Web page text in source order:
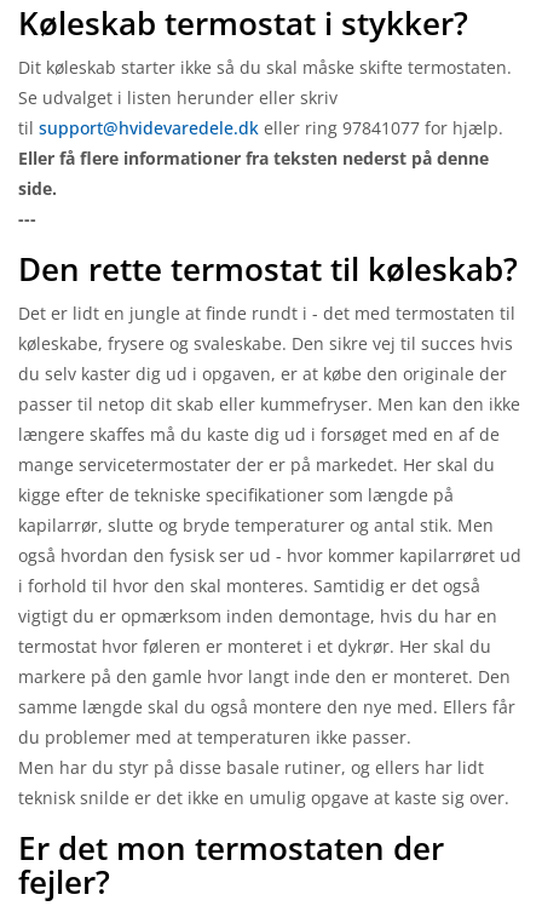
Køleskab termostat i stykker?
Dit køleskab starter ikke så du skal måske skifte termostaten.
Se udvalget i listen herunder eller skriv
til support@hvidevaredele.dk eller ring 97841077 for hjælp.
Eller få flere informationer fra teksten nederst på denne
side.
---
Den rette termostat til køleskab?
Det er lidt en jungle at finde rundt i - det med termostaten til
køleskabe, frysere og svaleskabe. Den sikre vej til succes hvis
du selv kaster dig ud i opgaven, er at købe den originale der
passer til netop dit skab eller kummefryser. Men kan den ikke
længere skaffes må du kaste dig ud i forsøget med en af de
mange servicetermostater der er på markedet. Her skal du
kigge efter de tekniske specifikationer som længde på
kapilarrør, slutte og bryde temperaturer og antal stik. Men
også hvordan den fysisk ser ud - hvor kommer kapilarrøret ud
i forhold til hvor den skal monteres. Samtidig er det også
vigtigt du er opmærksom inden demontage, hvis du har en
termostat hvor føleren er monteret i et dykrør. Her skal du
markere på den gamle hvor langt inde den er monteret. Den
samme længde skal du også montere den nye med. Ellers får
du problemer med at temperaturen ikke passer.
Men har du styr på disse basale rutiner, og ellers har lidt
teknisk snilde er det ikke en umulig opgave at kaste sig over.
Er det mon termostaten der
fejler?